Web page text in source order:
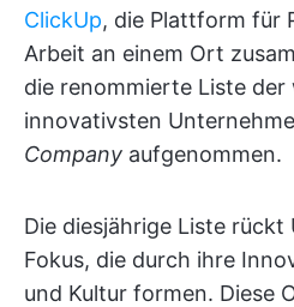
ClickUp, die Plattform für
Arbeit an einem Ort
die renommierte Liste
innovativsten
Company aufgenommen.
Die diesjährige Liste
Fokus, die durch ihre
und Kultur formen. Diese